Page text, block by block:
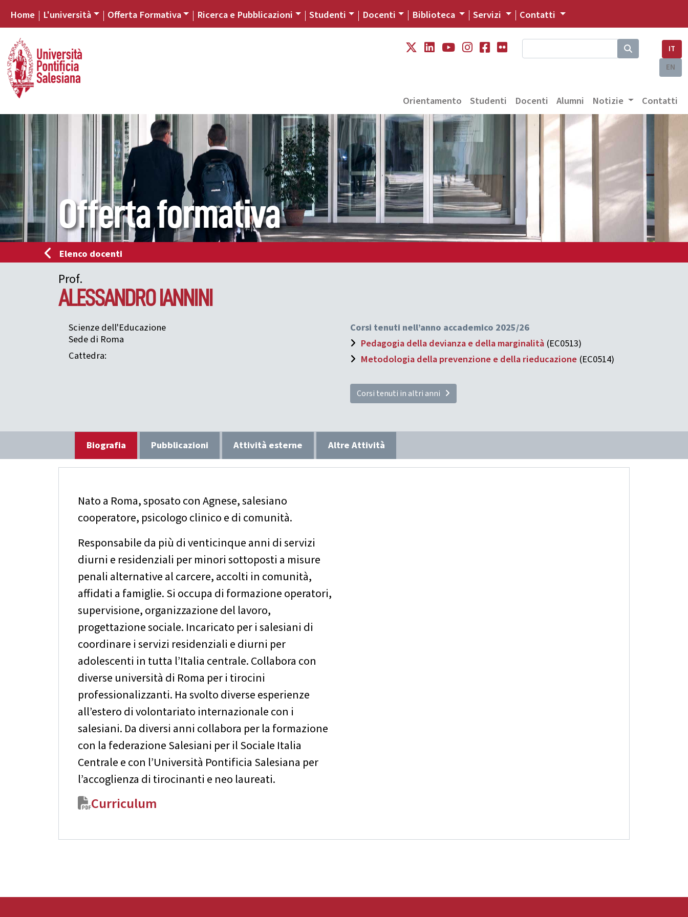
Home L'università Offerta Formativa Ricerca e Pubblicazioni Studenti Docenti Biblioteca Servizi Contatti
IT
EN
Orientamento Studenti Docenti Alumni Notizie Contatti
Offerta formativa
Elenco docenti
Prof.
ALESSANDRO IANNINI
Scienze dell'Educazione
Sede di Roma
Cattedra:
Corsi tenuti nell’anno accademico 2025/26
Pedagogia della devianza e della marginalità (EC0513)
Metodologia della prevenzione e della rieducazione (EC0514)
Corsi tenuti in altri anni
Biografia Pubblicazioni Attività esterne Altre Attività
Nato a Roma, sposato con Agnese, salesiano
cooperatore, psicologo clinico e di comunità.
Responsabile da più di venticinque anni di servizi
diurni e residenziali per minori sottoposti a misure
penali alternative al carcere, accolti in comunità,
affidati a famiglie. Si occupa di formazione operatori,
supervisione, organizzazione del lavoro,
progettazione sociale. Incaricato per i salesiani di
coordinare i servizi residenziali e diurni per
adolescenti in tutta l’Italia centrale. Collabora con
diverse università di Roma per i tirocini
professionalizzanti. Ha svolto diverse esperienze
all’estero di volontariato internazionale con i
salesiani. Da diversi anni collabora per la formazione
con la federazione Salesiani per il Sociale Italia
Centrale e con l’Università Pontificia Salesiana per
l’accoglienza di tirocinanti e neo laureati.
Curriculum